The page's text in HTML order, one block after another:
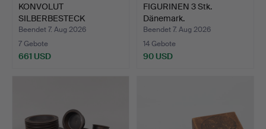
KONVOLUT
SILBERBESTECK
ÜBERWIEGEND LÖFFEL …
Beendet 7. Aug 2026
7 Gebote
661 USD
FIGURINEN 3 Stk.
Dänemark.
Beendet 7. Aug 2026
14 Gebote
90 USD